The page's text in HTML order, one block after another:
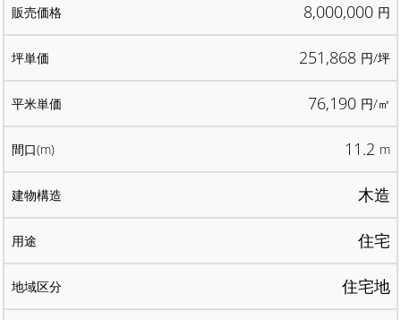
8,000,000 円
251,868 円/坪
76,190 円/㎡
11.2 m
木造
住宅
住宅地